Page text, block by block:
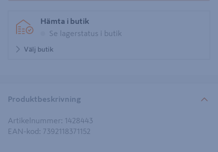
Hämta i butik
Se lagerstatus i butik
Välj butik
Produktbeskrivning
Artikelnummer: 1428443
EAN-kod : 7392118371152